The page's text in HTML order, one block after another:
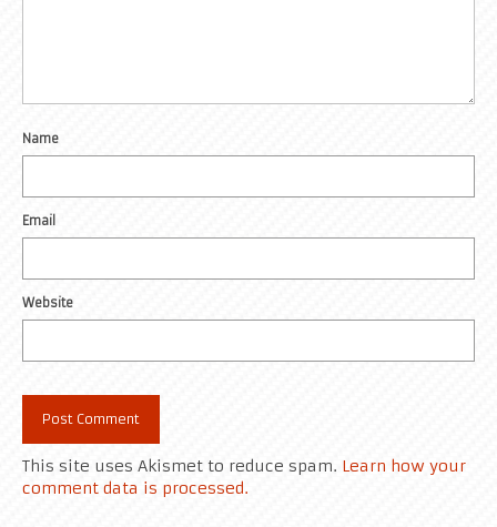
Name
Email
Website
This site uses Akismet to reduce spam. Learn how your
comment data is processed.